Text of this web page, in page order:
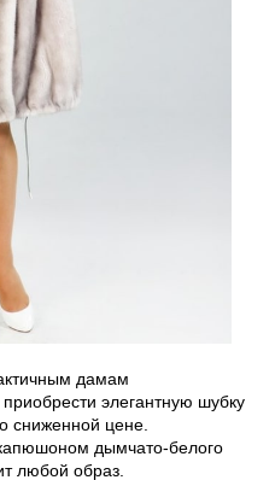
дамам
элегантную шубку
сниженной цене.
дымчато-белого
любой образ.